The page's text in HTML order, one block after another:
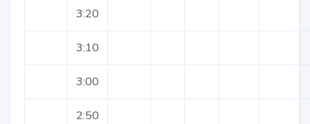
3:20
3:10
3:00
2:50